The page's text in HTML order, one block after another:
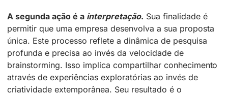
A segunda ação é a interpretação. Sua finalidade é
permitir que uma empresa desenvolva a sua proposta
única. Este processo reflete a dinâmica de pesquisa
profunda e precisa ao invés da velocidade de
brainstorming. Isso implica compartilhar conhecimento
através de experiências exploratórias ao invés de
criatividade extemporânea. Seu resultado é o